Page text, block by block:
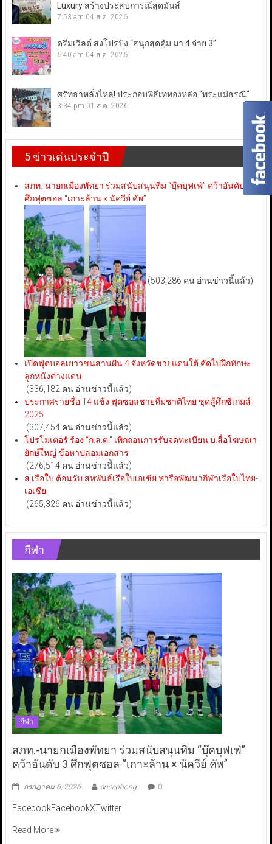
Luxury สร้างประสบการณ์สุดมันส์
7:53 am 04 ส.ค. 2026
ดรีมเวิลด์ ส่งโปรปัง “สนุกสุดคุ้ม มา 4 จ่าย 3”
6:40 am 04 ส.ค. 2026
ศรัทธาหลั่งไหล! ประกอบพิธีเททองหล่อ “พระแม่ธรณี”
3:34 pm 01 ส.ค. 2026
5 ข่าวเด่นประจำปี
สภท.-นายกเมืองพัทยา ร่วมสนับสนุนทีม “บุ๊คบุฟเฟ่” คว้าอันดับ 3
ศึกฟุตซอล “เกาะล้าน × นัควีย์ คัพ”
(503,286 คน อ่านข่าวนี้แล้ว)
เปิดฟุตบอลเยาวชนสานฝัน 4 จังหวัดชายแดนใต้ คัดไปฝึกทักษะ
ลูกหนังต่างแดน
(336,182 คน อ่านข่าวนี้แล้ว)
ประกาศรายชื่อ 14 แข้ง ฟุตซอลชายทีมชาติไทย ชุดสู้ศึกซีเกมส์
2025
(307,454 คน อ่านข่าวนี้แล้ว)
โปรโมเตอร์ ร้อง “ก.ล.ต.” เพิกถอนการรับจดทะเบียน บ.สื่อโฆษณา
ยักษ์ใหญ่ ข้อหาปลอมเอกสาร
(276,514 คน อ่านข่าวนี้แล้ว)
ส.เรือใบ ต้อนรับ สหพันธ์เรือใบเอเชีย หารือพัฒนากีฬาเรือใบไทย-
เอเชีย
(265,326 คน อ่านข่าวนี้แล้ว)
กีฬา
กีฬา
สภท.-นายกเมืองพัทยา ร่วมสนับสนุนทีม “บุ๊คบุฟเฟ่”
คว้าอันดับ 3 ศึกฟุตซอล “เกาะล้าน × นัควีย์ คัพ”
กรกฎาคม 6, 2026 aneaphong 0
FacebookFacebookXTwitter
Read More